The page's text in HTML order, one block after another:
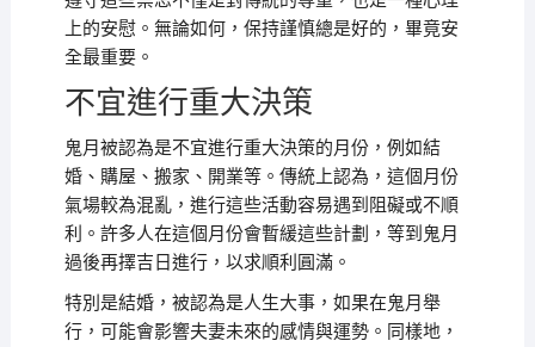
上的安慰。無論如何，保持謹慎總是好的，畢竟安
全最重要。
不宜進行重大決策
鬼月被認為是不宜進行重大決策的月份，例如結
婚、購屋、搬家、開業等。傳統上認為，這個月份
氣場較為混亂，進行這些活動容易遇到阻礙或不順
利。許多人在這個月份會暫緩這些計劃，等到鬼月
過後再擇吉日進行，以求順利圓滿。
特別是結婚，被認為是人生大事，如果在鬼月舉
行，可能會影響夫妻未來的感情與運勢。同樣地，